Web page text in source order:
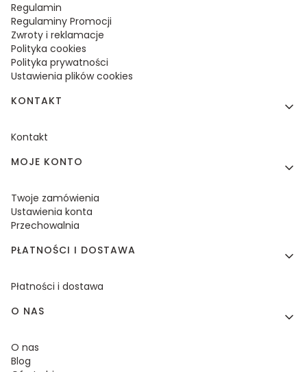
Regulamin
Regulaminy Promocji
Zwroty i reklamacje
Polityka cookies
Polityka prywatności
Ustawienia plików cookies
KONTAKT
Kontakt
MOJE KONTO
Twoje zamówienia
Ustawienia konta
Przechowalnia
PŁATNOŚCI I DOSTAWA
Płatności i dostawa
O NAS
O nas
Blog